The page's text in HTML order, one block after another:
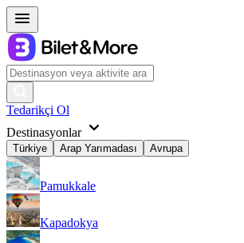
Tedarikçi Ol
Destinasyonlar
Türkiye Arap Yarımadası Avrupa
Pamukkale
Kapadokya